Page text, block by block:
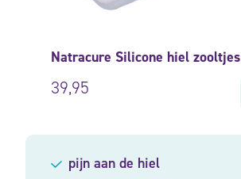
Natracure Silicone hiel zooltjes
39,95
pijn aan de hiel